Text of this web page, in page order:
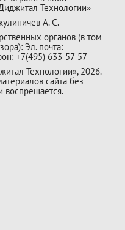
Технологии»
А. С.
органов (в том
Эл. почта:
+7(495) 633-57-57
Технологии», 2026.
сайта без
воспрещается.